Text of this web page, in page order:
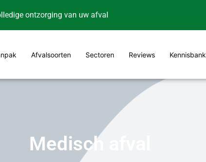
ontzorging van uw afval
Afvalsoorten Sectoren Reviews Kennisbank
Medisch afval